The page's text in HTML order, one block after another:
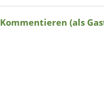
Kommentieren (als